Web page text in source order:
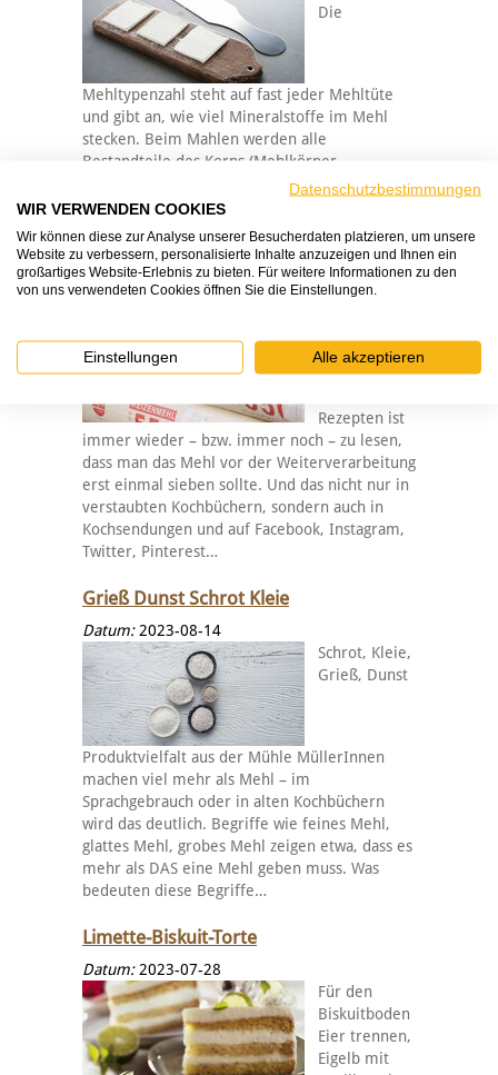
Die
Mehltypenzahl steht auf fast jeder Mehltüte
und gibt an, wie viel Mineralstoffe im Mehl
stecken. Beim Mahlen werden alle
Bestandteile des Korns (Mehlkörper,
Randschichten und Keimling) in mehreren
Durchgängen mehlfein zerkleinert. Mehle mit
einer niedrigen Typenzahl enthalten mehr…
Mehl sieben
Muss man
Mehl sieben?
Rezepten ist
immer wieder – bzw. immer noch – zu lesen,
dass man das Mehl vor der Weiterverarbeitung
erst einmal sieben sollte. Und das nicht nur in
verstaubten Kochbüchern, sondern auch in
Kochsendungen und auf Facebook, Instagram,
Twitter, Pinterest…
Grieß Dunst Schrot Kleie
Datum:2023-08-14
Schrot, Kleie,
Grieß, Dunst
Produktvielfalt aus der Mühle MüllerInnen
machen viel mehr als Mehl – im
Sprachgebrauch oder in alten Kochbüchern
wird das deutlich. Begriffe wie feines Mehl,
glattes Mehl, grobes Mehl zeigen etwa, dass es
mehr als DAS eine Mehl geben muss. Was
bedeuten diese Begriffe…
Limette-Biskuit-Torte
Datum:2023-07-28
Für den
Biskuitboden
Eier trennen,
Eigelb mit
Datenschutzbestimmungen
WIR VERWENDEN COOKIES
Wir können diese zur Analyse unserer Besucherdaten platzieren, um unsere
Website zu verbessern, personalisierte Inhalte anzuzeigen und Ihnen ein
großartiges Website-Erlebnis zu bieten. Für weitere Informationen zu den
von uns verwendeten Cookies öffnen Sie die Einstellungen.
Einstellungen Alle akzeptieren